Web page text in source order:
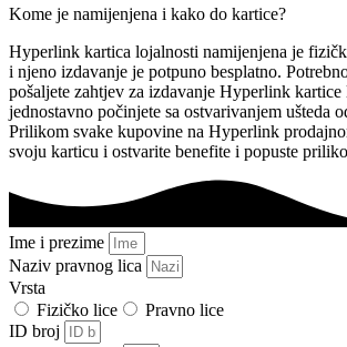
Kome je namijenjena i kako do kartice?
Hyperlink kartica lojalnosti namijenjena je
i njeno izdavanje je potpuno besplatno.
pošaljete zahtjev za izdavanje Hyperlink
jednostavno počinjete sa ostvarivanjem ušteda
Prilikom svake kupovine na Hyperlink
svoju karticu i ostvarite benefite i popuste
Ime i prezime
Naziv pravnog lica
Vrsta
Fizičko lice
Pravno lice
ID broj